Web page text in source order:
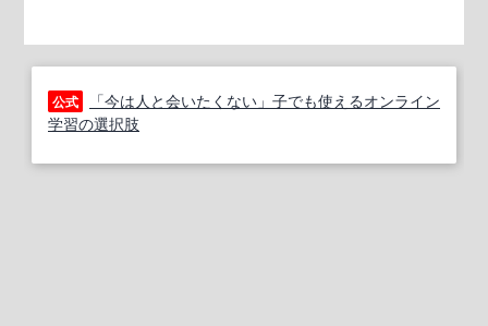
公式
「今は人と会いたくない」子でも使えるオンライン
学習の選択肢